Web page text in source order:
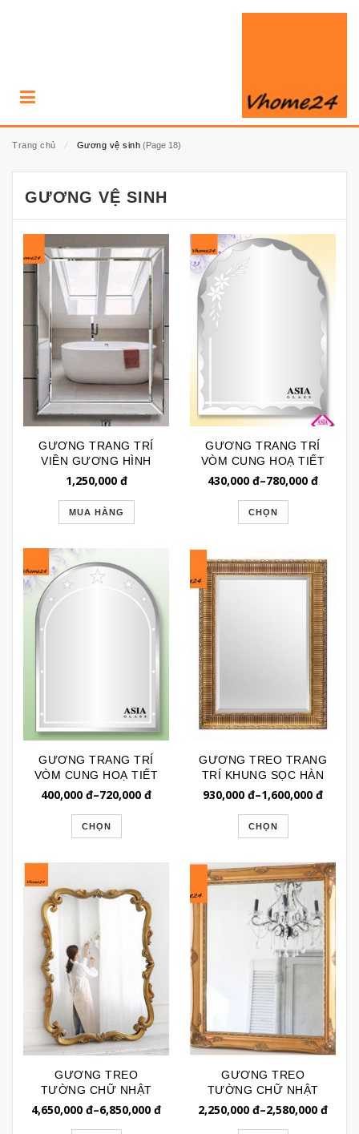
Trang chủ ⁄ Gương vệ sinh (Page 18)
GƯƠNG VỆ SINH
GƯƠNG TRANG TRÍ
VIỀN GƯƠNG HÌNH
CHỮ NHẬT GTR092
1,250,000đ
MUA HÀNG
GƯƠNG TRANG TRÍ
VÒM CUNG HOẠ TIẾT
GÓC A386
430,000 đ–780,000 đ
CHỌN
GƯƠNG TRANG TRÍ
VÒM CUNG HOẠ TIẾT
NGÔI SAO A338
400,000 đ–720,000 đ
CHỌN
GƯƠNG TREO TRANG
TRÍ KHUNG SỌC HÀN
QUỐC CAO CẤP BL055
930,000 đ–1,600,000 đ
CHỌN
GƯƠNG TREO
TƯỜNG CHỮ NHẬT
RETRO GTR191
4,650,000 đ–6,850,000 đ
GƯƠNG TREO
TƯỜNG CHỮ NHẬT
VIỀN GỖ TÂN CỔ ĐIỂN
2,250,000 đ–2,580,000 đ